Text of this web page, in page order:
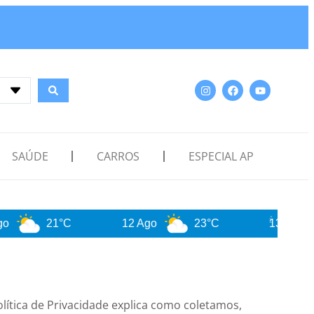
SAÚDE CARROS ESPECIAL AP
21°C 12 Ago 23°C 13 Ago
de Privacidade explica como coletamos,